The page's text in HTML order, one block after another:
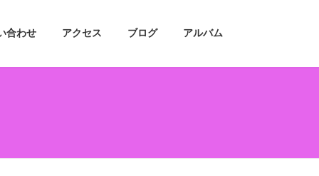
合わせ アクセス ブログ アルバム